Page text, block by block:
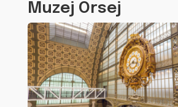
Muzej Orsej